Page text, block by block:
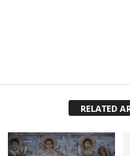
RELATED